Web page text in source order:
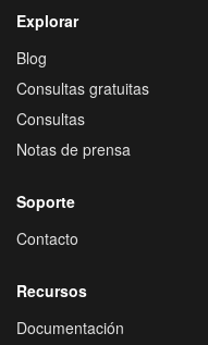
Explorar
Blog
Consultas gratuitas
Consultas
Notas de prensa
Soporte
Contacto
Recursos
Documentación